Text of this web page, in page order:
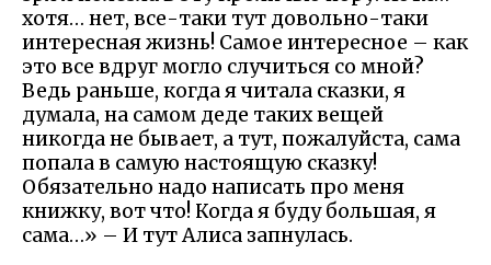
хотя… нет, все-таки тут довольно-таки
интересная жизнь! Самое интересное – как
это все вдруг могло случиться со мной?
Ведь раньше, когда я читала сказки, я
думала, на самом деде таких вещей
никогда не бывает, а тут, пожалуйста, сама
попала в самую настоящую сказку!
Обязательно надо написать про меня
книжку, вот что! Когда я буду большая, я
сама…» – И тут Алиса запнулась.